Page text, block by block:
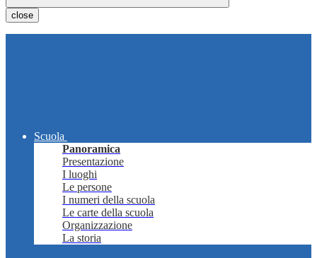
close
Scuola
Panoramica
Presentazione
I luoghi
Le persone
I numeri della scuola
Le carte della scuola
Organizzazione
La storia